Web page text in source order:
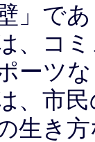
」であ
、コミ
ーツ
、市民
生き